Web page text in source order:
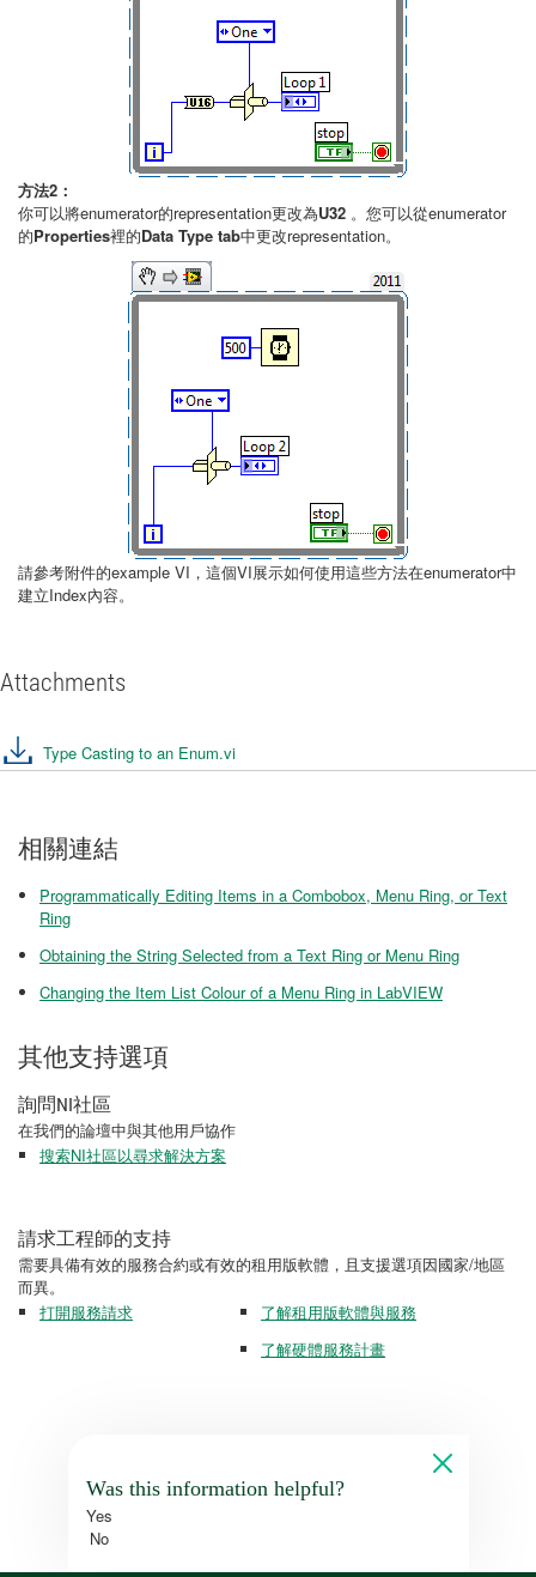
方法2：
你可以將enumerator的representation更改為U32 。您可以從enumerator
的Properties裡的Data Type tab中更改representation。
請參考附件的example VI，這個VI展示如何使用這些方法在enumerator中
建立Index內容。
Attachments
Type Casting to an Enum.vi
相關連結
Programmatically Editing Items in a Combobox, Menu Ring, or Text
Ring
Obtaining the String Selected from a Text Ring or Menu Ring
Changing the Item List Colour of a Menu Ring in LabVIEW
其他支持選項
詢問NI社區
在我們的論壇中與其他用戶協作
搜索NI社區以尋求解決方案
請求工程師的支持
需要具備有效的服務合約或有效的租用版軟體，且支援選項因國家/地區
而異。
打開服務請求
了解租用版軟體與服務
了解硬體服務計畫
Was this information helpful?
Yes
No